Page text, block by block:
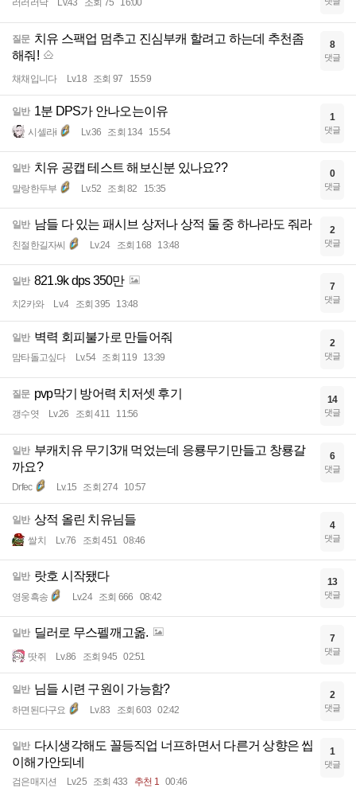
러러러낙 Lv.43 조회 75 16:00
질문 치유 스팩업 멈추고 진심부캐 할려고 하는데 추천좀
해줘!
채채입니다 Lv.18 조회 97 15:59
8
댓글
일반 1분 DPS가 안나오는이유
시셀라i Lv.36 조회 134 15:54
1
댓글
일반 치유 공캡 테스트 해보신분 있나요??
말랑한두부 Lv.52 조회 82 15:35
0
댓글
일반 남들 다 있는 패시브 상저나 상적 둘 중 하나라도 줘라
친절한길자씨 Lv.24 조회 168 13:48
2
댓글
일반 821.9k dps 350만
치2카와 Lv.4 조회 395 13:48
7
댓글
일반 벽력 회피불가로 만들어줘
맘타돌고싶다 Lv.54 조회 119 13:39
2
댓글
질문 pvp막기 방어력 치저셋 후기
갱수엿 Lv.26 조회 411 11:56
14
댓글
일반 부캐치유 무기3개 먹었는데 응룡무기만들고 창룡갈
까요?
Drfec Lv.15 조회 274 10:57
6
댓글
일반 상적 올린 치유님들
쌀치 Lv.76 조회 451 08:46
4
댓글
일반 랏호 시작됐다
영웅흑송 Lv.24 조회 666 08:42
13
댓글
일반 딜러로 무스펠깨고옮.
땃쥐 Lv.86 조회 945 02:51
7
댓글
일반 님들 시련 구원이 가능함?
하면된다구요 Lv.83 조회 603 02:42
2
댓글
일반 다시생각해도 꼴등직업 너프하면서 다른거 상향은 씹
이해가안되네
검은매지션 Lv.25 조회 433 추천 1 00:46
1
댓글